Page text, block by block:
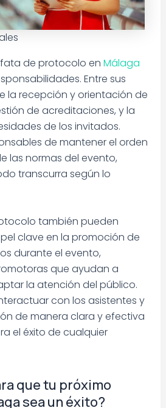
de protocolo en Málaga
Entre sus
la recepción y orientación de
de acreditaciones, y la
de los invitados.
de mantener el orden
las normas del evento,
transcurra según lo
también pueden
clave en la promoción de
durante el evento,
que ayudan a
la atención del público.
con los asistentes y
de manera clara y efectiva
el éxito de cualquier
que tu próximo
sea un éxito?